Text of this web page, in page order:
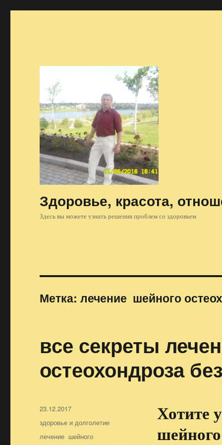
Здоровье, красота,
Здесь вы можете узнать решения проблем со здоровьем
Метка:лечение шейного
все секреты
остеохондроза
Хотите
шейного
Опубликовано
23.12.2017
Рубрики
здоровье и долголетие
Метки
лечение шейного